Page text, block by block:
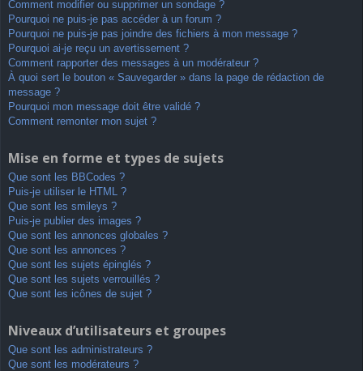
Comment modifier ou supprimer un sondage ?
Pourquoi ne puis-je pas accéder à un forum ?
Pourquoi ne puis-je pas joindre des fichiers à mon message ?
Pourquoi ai-je reçu un avertissement ?
Comment rapporter des messages à un modérateur ?
À quoi sert le bouton « Sauvegarder » dans la page de rédaction de
message ?
Pourquoi mon message doit être validé ?
Comment remonter mon sujet ?
Mise en forme et types de sujets
Que sont les BBCodes ?
Puis-je utiliser le HTML ?
Que sont les smileys ?
Puis-je publier des images ?
Que sont les annonces globales ?
Que sont les annonces ?
Que sont les sujets épinglés ?
Que sont les sujets verrouillés ?
Que sont les icônes de sujet ?
Niveaux d’utilisateurs et groupes
Que sont les administrateurs ?
Que sont les modérateurs ?